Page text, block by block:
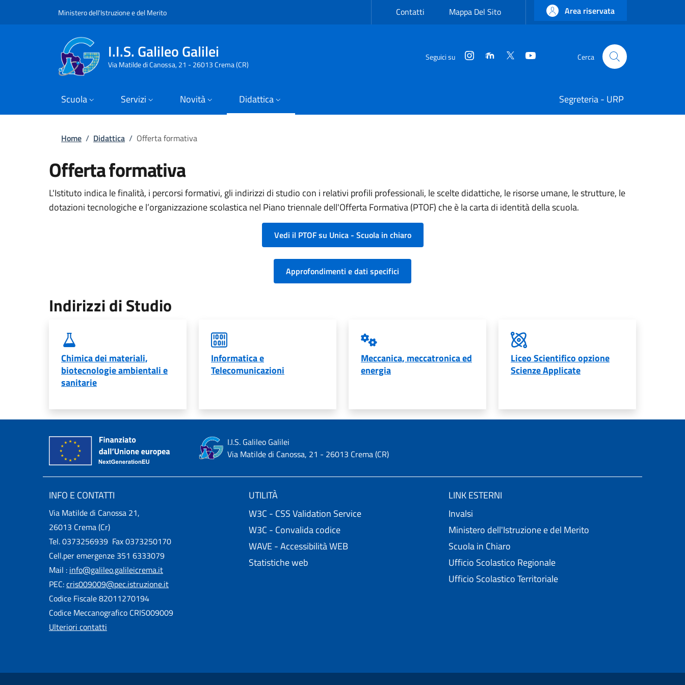
Ministero dell'Istruzione e del MeritoSlim top Contatti Mappa Del Sito Area riservata
I.I.S. Galileo Galilei
Via Matilde di Canossa, 21 - 26013 Crema (CR)
Seguici su Instagram
Moodle Twitter Cerca
Cerca
Scuola Servizi Novità Didattica Segreteria - URP
Briciole di pane
Home / Didattica / Offerta formativa
Offerta formativa
L'Istituto indica le finalità, i percorsi formativi, gli indirizzi di studio con i relativi profili professionali, le scelte didattiche, le risorse umane, le strutture, le
dotazioni tecnologiche e l’organizzazione scolastica nel Piano triennale dell'Offerta Formativa (PTOF) che è la carta di identità della scuola.
Vedi il PTOF su Unica - Scuola in chiaro
Approfondimenti e dati specifici
Indirizzi di Studio
Chimica dei materiali,
biotecnologie ambientali e
sanitarie
Informatica e
Telecomunicazioni
Meccanica, meccatronica ed
energia
Liceo Scientifico opzione
Scienze Applicate
I.I.S. Galileo Galilei
Via Matilde di Canossa, 21 - 26013 Crema (CR)
INFO E CONTATTI
Via Matilde di Canossa 21,
26013 Crema (Cr)
Tel. 0373256939 Fax 0373250170
Cell.per emergenze 351 6333079
Mail : info@galileo.galileicrema.it
PEC:cris009009@pec.istruzione.it
Codice Fiscale 82011270194
Codice Meccanografico CRIS009009
Ulteriori contatti
UTILITÀ
W3C - CSS Validation Service
W3C - Convalida codice
WAVE - Accessibilità WEB
Statistiche web
LINK ESTERNI
Invalsi
Ministero dell'Istruzione e del Merito
Scuola in Chiaro
Ufficio Scolastico Regionale
Ufficio Scolastico Territoriale